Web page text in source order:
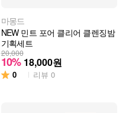
마몽드
NEW 민트 포어 클리어 클렌징밤
기획세트
20,000
10% 18,000원
0 리뷰 0